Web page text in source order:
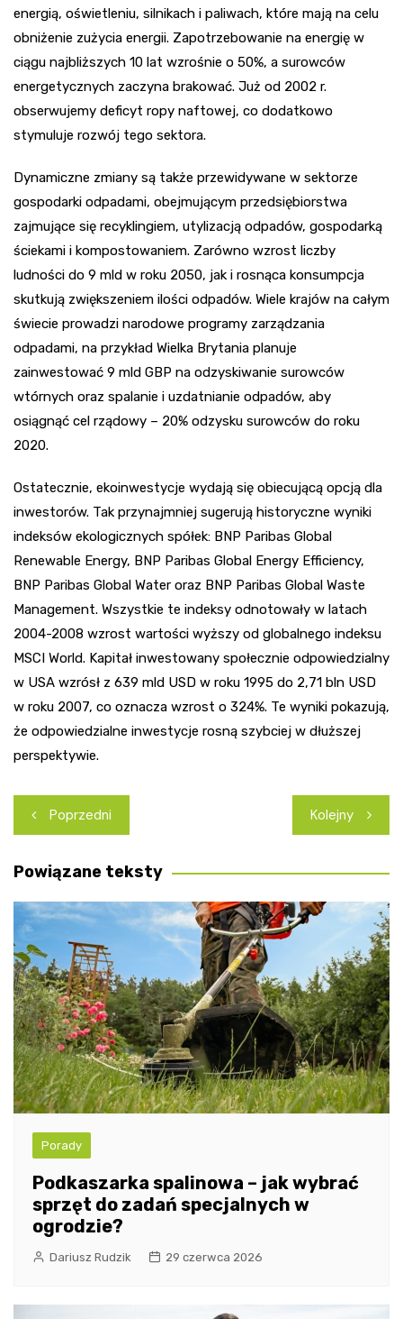
energią, oświetleniu, silnikach i paliwach, które mają na celu
obniżenie zużycia energii. Zapotrzebowanie na energię w
ciągu najbliższych 10 lat wzrośnie o 50%, a surowców
energetycznych zaczyna brakować. Już od 2002 r.
obserwujemy deficyt ropy naftowej, co dodatkowo
stymuluje rozwój tego sektora.
Dynamiczne zmiany są także przewidywane w sektorze
gospodarki odpadami, obejmującym przedsiębiorstwa
zajmujące się recyklingiem, utylizacją odpadów, gospodarką
ściekami i kompostowaniem. Zarówno wzrost liczby
ludności do 9 mld w roku 2050, jak i rosnąca konsumpcja
skutkują zwiększeniem ilości odpadów. Wiele krajów na całym
świecie prowadzi narodowe programy zarządzania
odpadami, na przykład Wielka Brytania planuje
zainwestować 9 mld GBP na odzyskiwanie surowców
wtórnych oraz spalanie i uzdatnianie odpadów, aby
osiągnąć cel rządowy – 20% odzysku surowców do roku
2020.
Ostatecznie, ekoinwestycje wydają się obiecującą opcją dla
inwestorów. Tak przynajmniej sugerują historyczne wyniki
indeksów ekologicznych spółek: BNP Paribas Global
Renewable Energy, BNP Paribas Global Energy Efficiency,
BNP Paribas Global Water oraz BNP Paribas Global Waste
Management. Wszystkie te indeksy odnotowały w latach
2004-2008 wzrost wartości wyższy od globalnego indeksu
MSCI World. Kapitał inwestowany społecznie odpowiedzialny
w USA wzrósł z 639 mld USD w roku 1995 do 2,71 bln USD
w roku 2007, co oznacza wzrost o 324%. Te wyniki pokazują,
że odpowiedzialne inwestycje rosną szybciej w dłuższej
perspektywie.
Nawigacja
wpisu
Poprzedni Kolejny
Powiązane teksty
Porady
Podkaszarka spalinowa – jak wybrać
sprzęt do zadań specjalnych w
ogrodzie?
Dariusz Rudzik 29 czerwca 2026